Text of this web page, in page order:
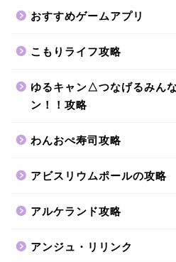
おすすめゲームアプリ
こもりライフ攻略
ゆるキャン△つなげるみん
ン！！攻略
わんおぺ寿司攻略
アビスリウムポールの攻略
アルケランド攻略
アンジュ・リリンク